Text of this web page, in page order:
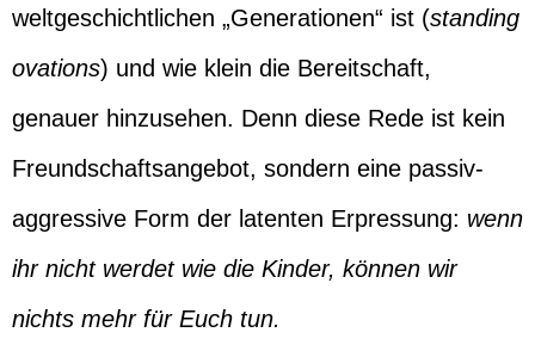
weltgeschichtlichen „Generationen“ ist (standing
ovations) und wie klein die Bereitschaft,
genauer hinzusehen. Denn diese Rede ist kein
Freundschaftsangebot, sondern eine passiv-
aggressive Form der latenten Erpressung: wenn
ihr nicht werdet wie die Kinder, können wir
nichts mehr für Euch tun.